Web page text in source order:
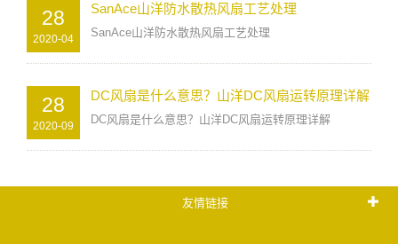
28
2020-04
SanAce山洋防水散热风扇工艺处理
SanAce山洋防水散热风扇工艺处理
28
2020-09
DC风扇是什么意思？山洋DC风扇运转原理详解
DC风扇是什么意思？山洋DC风扇运转原理详解
友情链接